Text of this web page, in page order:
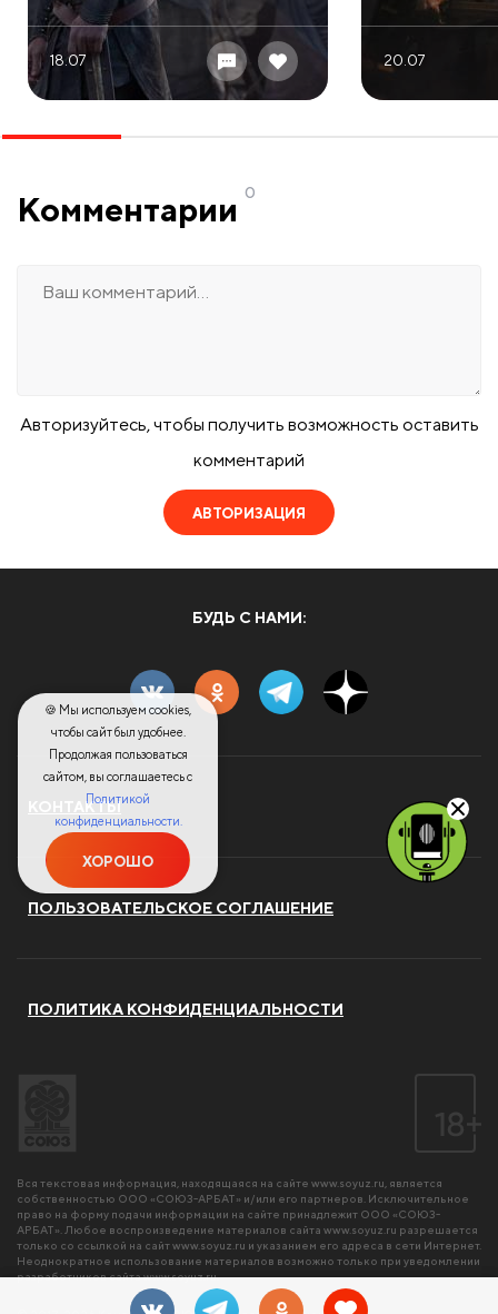
18.07 20.07
Комментарии 0
Авторизуйтесь, чтобы получить возможность оставить
комментарий
АВТОРИЗАЦИЯ
БУДЬ С НАМИ:
КОНТАКТЫ
ПОЛЬЗОВАТЕЛЬСКОЕ СОГЛАШЕНИЕ
ПОЛИТИКА КОНФИДЕНЦИАЛЬНОСТИ
Вся текстовая информация, находящаяся на сайте www.soyuz.ru , является
собственностью ООО «СОЮЗ-АРБАТ» и/или его партнеров. Исключительное
право на форму подачи информации на сайте принадлежит ООО «СОЮЗ-
АРБАТ». Любое воспроизведение материалов сайта www.soyuz.ru разрешается
только со ссылкой на сайтwww.soyuz.ru и указанием его адреса в сети Интернет.
Неоднократное использование материалов возможно только при уведомлении
разработчиков сайтаwww.soyuz.ru.
🍪 Мы используем cookies,
чтобы сайт был удобнее.
Продолжая пользоваться
сайтом, вы соглашаетесь с
Политикой
конфиденциальности.
ХОРОШО